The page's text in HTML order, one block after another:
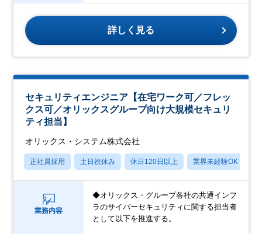
詳しく見る
セキュリティエンジニア【在宅ワーク可／フレッ
クス可／オリックスグループ向け大規模セキュリ
ティ担当】
オリックス・システム株式会社
正社員採用 土日祝休み 休日120日以上 業界未経験OK
業務内容
◆オリックス・グループ各社の共通インフ
ラのサイバーセキュリティに関する担当者
として以下を推進する。